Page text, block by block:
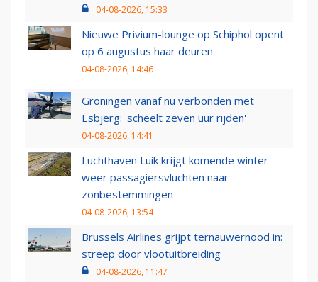
04-08-2026, 15:33
Nieuwe Privium-lounge op Schiphol opent
op 6 augustus haar deuren
04-08-2026, 14:46
Groningen vanaf nu verbonden met
Esbjerg: 'scheelt zeven uur rijden'
04-08-2026, 14:41
Luchthaven Luik krijgt komende winter
weer passagiersvluchten naar
zonbestemmingen
04-08-2026, 13:54
Brussels Airlines grijpt ternauwernood in:
streep door vlootuitbreiding
04-08-2026, 11:47